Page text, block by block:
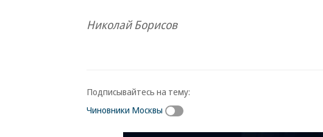
Николай Борисов
Подписывайтесь на тему:
Чиновники Москвы